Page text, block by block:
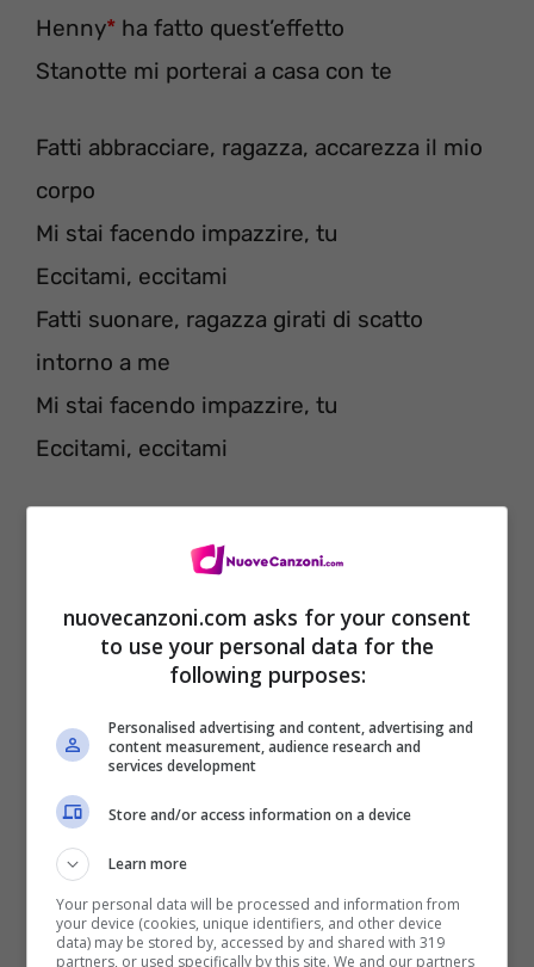
Henny* ha fatto quest’effetto
Stanotte mi porterai a casa con te
Fatti abbracciare, ragazza, accarezza il mio
corpo
Mi stai facendo impazzire, tu
Eccitami, eccitami
Fatti suonare, ragazza girati di scatto
intorno a me
Mi stai facendo impazzire, tu
Eccitami, eccitami
Eccitami, eccitami
(Eccitami baby)
Eccitami, eccitami
Fatti abbracciare, ragazza, accarezza il mio
Mi stai facendo impazzire, tu
Eccitami, eccitami
Fatti suonare, ragazza girati di scatto
intorno a me
nuovecanzoni.com asks for your consent
to use your personal data for the
following purposes:
Personalised advertising and content, advertising and
content measurement, audience research and
services development
Store and/or access information on a device
Learn more
Your personal data will be processed and information from
your device (cookies, unique identifiers, and other device
data) may be stored by, accessed by and shared with 319
partners, or used specifically by this site. We and our partners